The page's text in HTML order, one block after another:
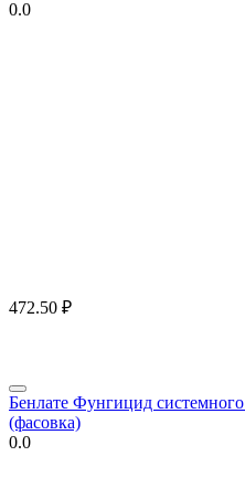
0.0
472.50 ₽
Бенлате Фунгицид
(фасовка)
0.0